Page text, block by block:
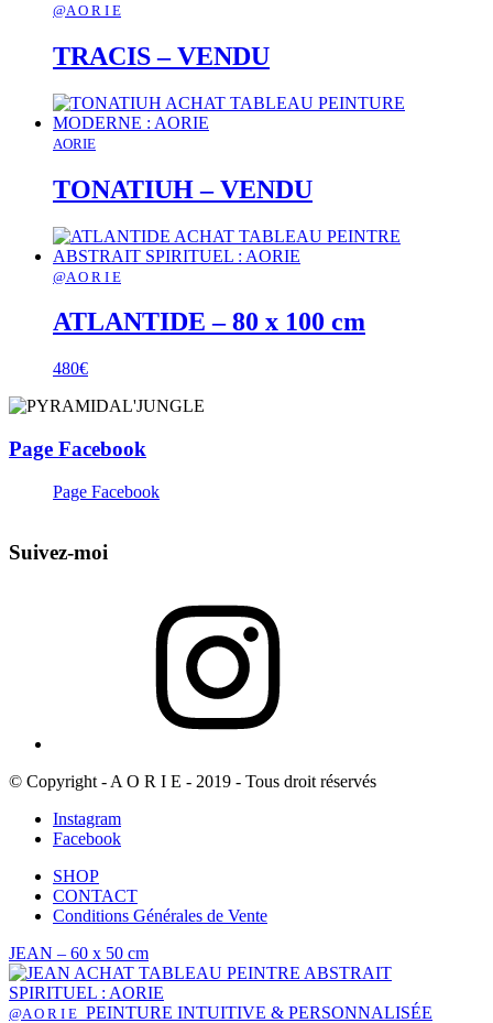
@A O R I E
TRACIS – VENDU
AORIE
TONATIUH – VENDU
@A O R I E
ATLANTIDE – 80 x 100 cm
480€
Page Facebook
Page Facebook
Suivez-moi
© Copyright - A O R I E - 2019 - Tous droit réservés
Instagram
Facebook
SHOP
CONTACT
Conditions Générales de Vente
JEAN – 60 x 50 cm
@A O R I E PEINTURE INTUITIVE & PERSONNALISÉE